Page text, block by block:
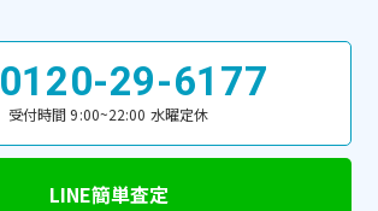
0120-29-6177
受付時間 9:00~22:00 水曜定休
LINE簡単査定